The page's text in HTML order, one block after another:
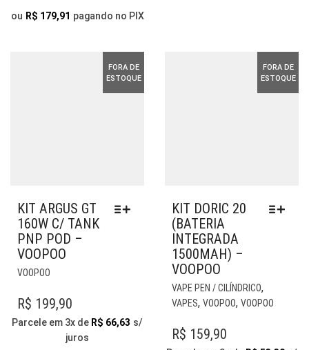
OPÇÕES
ou R$ 179,91 pagando no PIX
FORA DE
ESTOQUE
KIT ARGUS GT
160W C/ TANK
PNP POD –
VOOPOO
VOOPOO
TEM
VÁRIAS
VARIANTES.
R$ 199,90
Parcele em 3x de R$ 66,63 s/
juros
FORA DE
ESTOQUE
KIT DORIC 20
(BATERIA
INTEGRADA
1500MAH) –
VOOPOO
VAPE PEN / CILÍNDRICO,
VAPES, VOOPOO, VOOPOO
R$ 159,90